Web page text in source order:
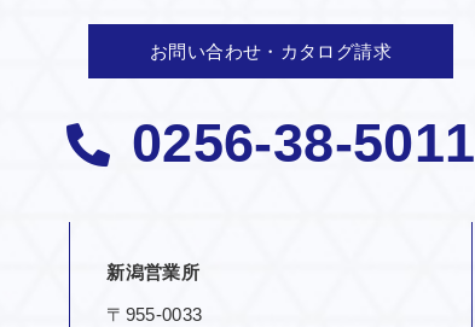
お問い合わせ・カタログ請求
0256-38-5011
新潟営業所
〒955-0033